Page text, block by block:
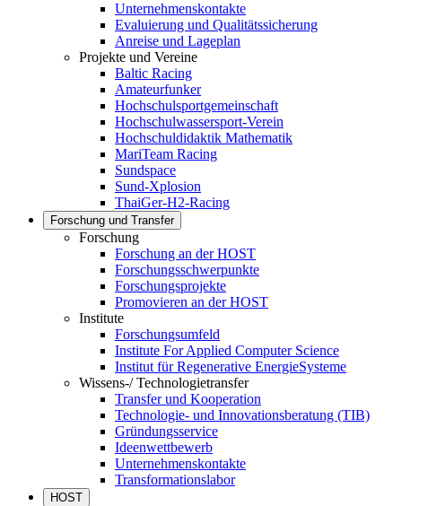
Unternehmenskontakte
Evaluierung und Qualitätssicherung
Anreise und Lageplan
Projekte und Vereine
Baltic Racing
Amateurfunker
Hochschulsportgemeinschaft
Hochschulwassersport-Verein
Hochschuldidaktik Mathematik
MariTeam Racing
Sundspace
Sund-Xplosion
ThaiGer-H2-Racing
Forschung und Transfer
Forschung
Forschung an der HOST
Forschungsschwerpunkte
Forschungsprojekte
Promovieren an der HOST
Institute
Forschungsumfeld
Institute For Applied Computer Science
Institut für Regenerative EnergieSysteme
Wissens-/ Technologietransfer
Transfer und Kooperation
Technologie- und Innovationsberatung (TIB)
Gründungsservice
Ideenwettbewerb
Unternehmenskontakte
Transformationslabor
HOST